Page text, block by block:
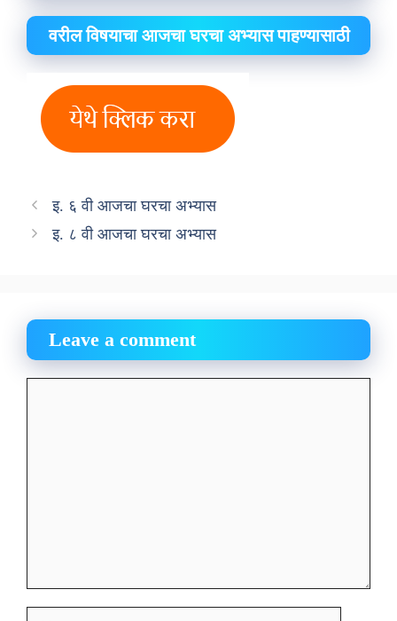
वरील विषयाचा आजचा घरचा अभ्यास पाहण्यासाठी
इ. ६ वी आजचा घरचा अभ्यास
इ. ८ वी आजचा घरचा अभ्यास
Leave a comment